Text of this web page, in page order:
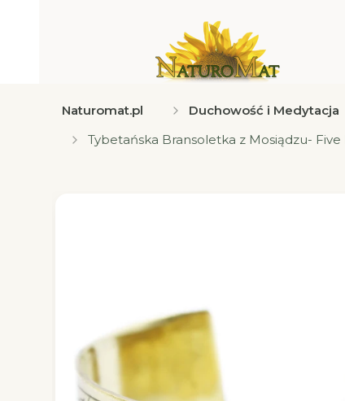
Naturomat.pl Duchowość i Medytacja
Tybetańska Bransoletka z Mosiądzu-